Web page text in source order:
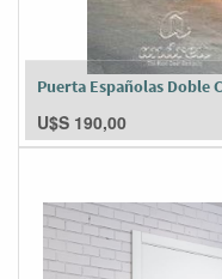
Puerta Españolas Doble
U$S 190,00